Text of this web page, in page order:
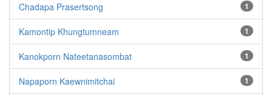
1
Chadapa Prasertsong
1
Kamontip Khungtumneam
1
Kanokporn Nateetanasombat
1
Napaporn Kaewnimitchai